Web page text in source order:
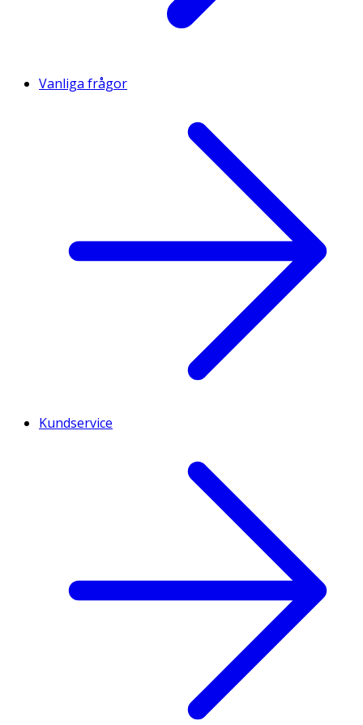
Vanliga frågor
Kundservice